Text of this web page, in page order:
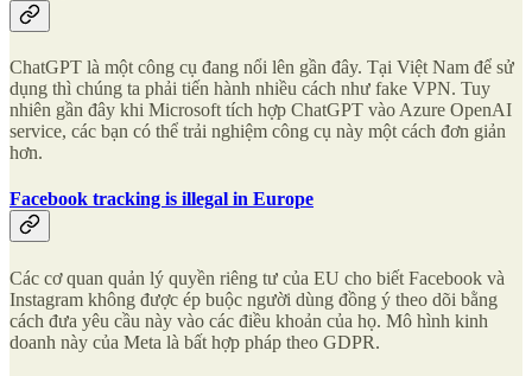
ChatGPT là một công cụ đang nổi lên gần đây. Tại Việt Nam để sử
dụng thì chúng ta phải tiến hành nhiều cách như fake VPN. Tuy
nhiên gần đây khi Microsoft tích hợp ChatGPT vào Azure OpenAI
service, các bạn có thể trải nghiệm công cụ này một cách đơn giản
hơn.
Facebook tracking is illegal in Europe
Các cơ quan quản lý quyền riêng tư của EU cho biết Facebook và
Instagram không được ép buộc người dùng đồng ý theo dõi bằng
cách đưa yêu cầu này vào các điều khoản của họ. Mô hình kinh
doanh này của Meta là bất hợp pháp theo GDPR.